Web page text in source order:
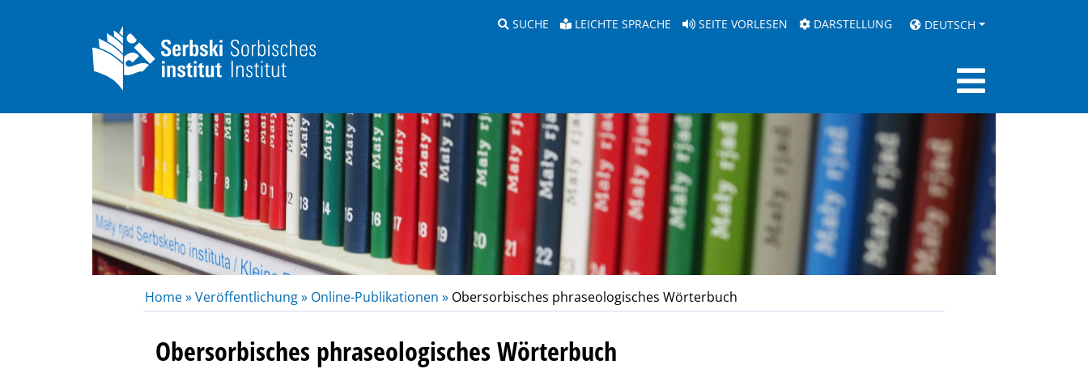
SUCHE LEICHTE SPRACHE SEITE VORLESEN DARSTELLUNG DEUTSCH
Home »Veröffentlichung » Online-Publikationen » Obersorbisches phraseologisches Wörterbuch
Obersorbisches phraseologisches Wörterbuch